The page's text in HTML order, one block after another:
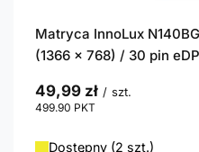
Matryca InnoLux
(1366 x 768) / 30 pin
49,99 zł / szt.
499.90 PKT
Dostępny (2 szt.)